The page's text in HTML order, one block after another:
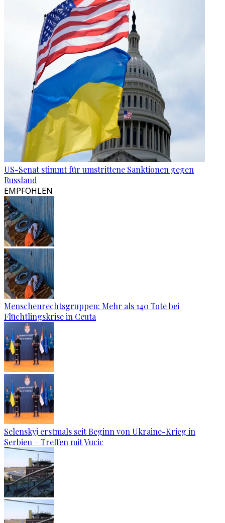
US-Senat stimmt für umstrittene Sanktionen gegen
Russland
EMPFOHLEN
Menschenrechtsgruppen: Mehr als 140 Tote bei
Flüchtlingskrise in Ceuta
Selenskyj erstmals seit Beginn von Ukraine-Krieg in
Serbien – Treffen mit Vucic